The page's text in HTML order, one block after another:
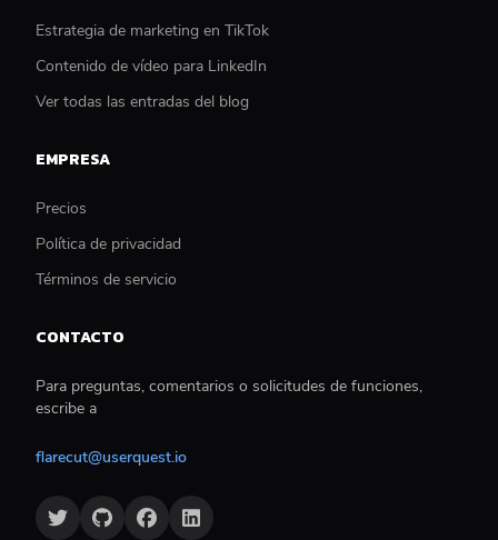
Estrategia de marketing en TikTok
Contenido de vídeo para LinkedIn
Ver todas las entradas del blog
EMPRESA
Precios
Política de privacidad
Términos de servicio
CONTACTO
Para preguntas, comentarios o solicitudes de funciones,
escribe a
flarecut@userquest.io